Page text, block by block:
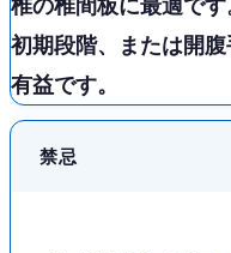
初期段階、または開
有益です。
禁忌